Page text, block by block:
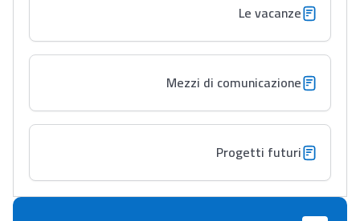
التعليم الثانوي الإعدادي
Le vacanze
Mezzi di comunicazione
Progetti futuri